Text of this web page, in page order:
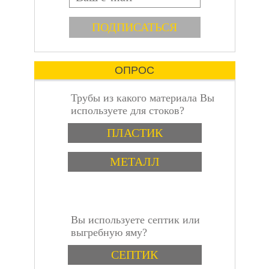
использовать его для
герметизации мест,
которые подвержены
Адгезия
Огнестойкий герметик
хорошо прилипает к
материалам, таким как
стекло, металл, камень
и древесина. Это
свойство делает его
идеальным для
герметизации
отверстий в различных
Огнестойкий герметик
обладает высокой
гибкостью, что
позволяет ему
пошаговая
ОПРОС
Трубы из какого материала Вы
используете для стоков?
ВариантыПЛАСТИК
МЕТАЛЛ
Вы используете септик или
выгребную яму?
ВариантыСЕПТИК